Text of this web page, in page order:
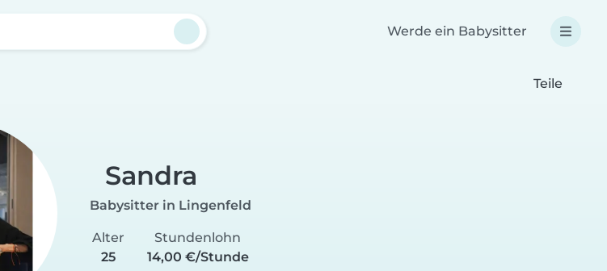
Werde ein Babysitter
Teile
Sandra
Babysitter in Lingenfeld
Alter
25
Stundenlohn
14,00 €/Stunde